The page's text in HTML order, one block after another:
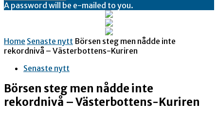
A password will be e-mailed to you.
Home Senaste nytt Börsen steg men nådde inte
rekordnivå – Västerbottens-Kuriren
Senaste nytt
Börsen steg men nådde inte
rekordnivå – Västerbottens-Kuriren